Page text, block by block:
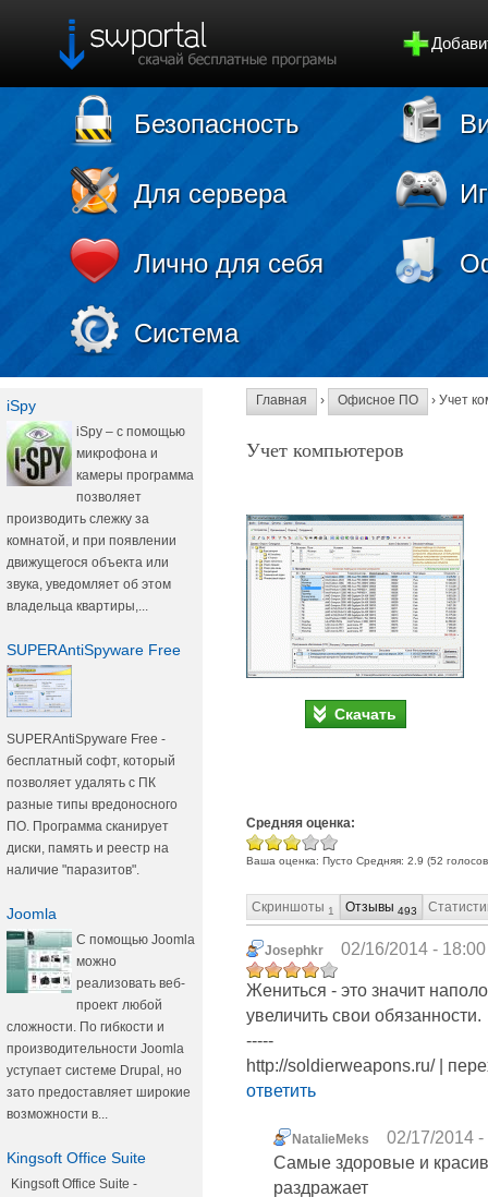
Безопасность
Для сервера
Лично для себя
Система
iSpy
iSpy – с помощью
микрофона и
камеры программа
позволяет
производить слежку за
комнатой, и при появлении
движущегося объекта или
звука, уведомляет об этом
владельца квартиры,...
SUPERAntiSpyware Free
SUPERAntiSpyware Free -
бесплатный софт, который
позволяет удалять с ПК
разные типы вредоносного
ПО. Программа сканирует
диски, память и реестр на
наличие "паразитов".
Joomla
С помощью Joomla
можно
реализовать веб-
проект любой
сложности. По гибкости и
производительности Joomla
уступает системе Drupal, но
зато предоставляет широкие
возможности в...
Kingsoft Office Suite
Kingsoft Office Suite -
Главная › Офисное ПО › Учет
Учет компьютеров
Скачать
Средняя оценка:
Ваша оценка: Пусто Средняя: 2.9 (52
Скриншоты 1 Отзывы 493
Josephkr 02/16/2014 - 18:00
Жениться - это значит
увеличить свои обязанности.
-----
http://soldierweapons.ru/ |
ответить
NatalieMeks
02/17/2014 -
Самые здоровые и
раздражает